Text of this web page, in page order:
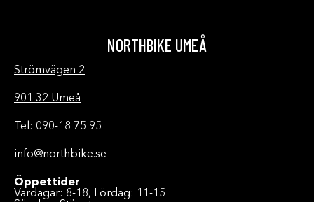
NORTHBIKE UMEÅ
Strömvägen 2
901 32 Umeå
Tel: 090-18 75 95
info@northbike.se
Öppettider
Vardagar: 8-18, Lördag: 11-15